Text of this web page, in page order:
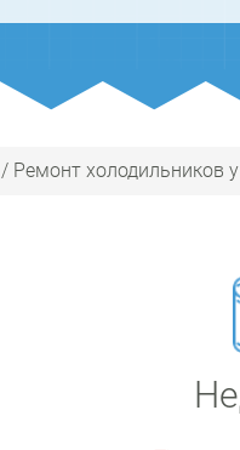
/ Ремонт холодильников